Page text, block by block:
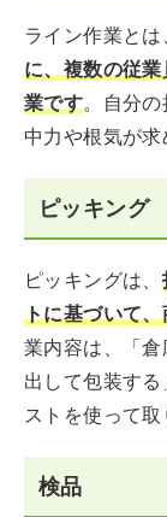
ライン作業とは
に、複数の従
業です。自分
中力や根気が求
ピッキング
ピッキングは、
トに基づいて
業内容は、「
出して包装す
ストを使って取
検品